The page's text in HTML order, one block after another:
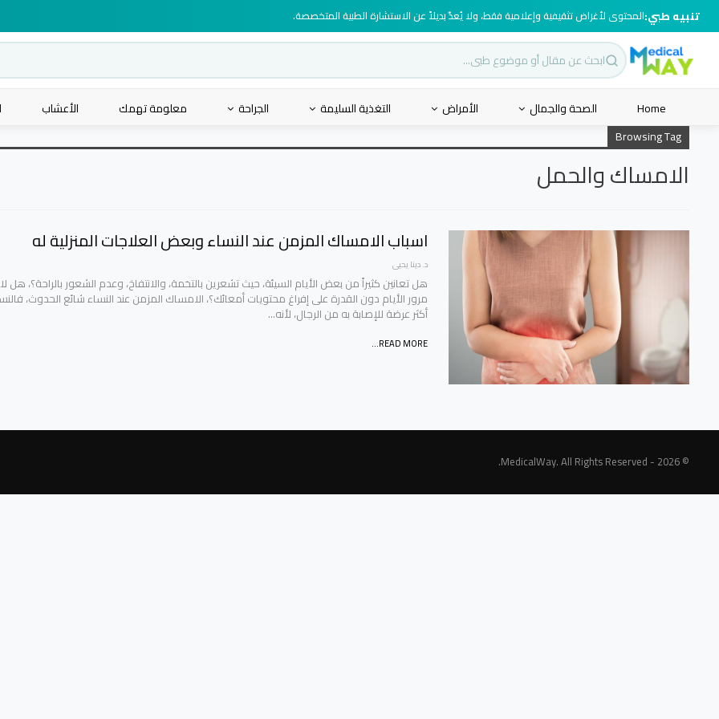
تنبيه طبي:المحتوى لأغراض تثقيفية وإعلامية فقط، ولا يُعدّ بديلاً عن الاستشارة الطبية المتخصصة.
Home الصحة والجمال الأمراض التغذية السليمة الجراحة معلومة تهمك الأعشاب
Browsing Tag
الامساك والحمل
اسباب الامساك المزمن عند النساء وبعض العلاجات المنزلية له
د. دينا يحيى
هل تعانين كثيراً من بعض الأيام السيئة، حيث تشعرين بالتخمة، والانتفاخ، وعدم الشعور بالراحة؟، هل
مرور الأيام دون القدرة على إفراغ محتويات أمعائك؟، الامساك المزمن عند النساء شائع الحدوث،
أكثر عرضة للإصابة به من الرجال، لأنه…
READ MORE...
© 2026 - MedicalWay. All Rights Reserved.